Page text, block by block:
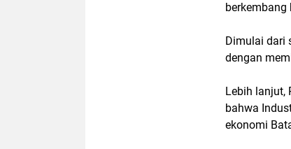
Dimulai dari
dengan
Lebih lanjut,
bahwa
ekonomi